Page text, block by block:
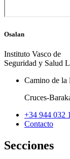
Osalan
Instituto Vasco de
Seguridad y Salud
Camino de la
Cruces-
+34 944 032
Contacto
Secciones